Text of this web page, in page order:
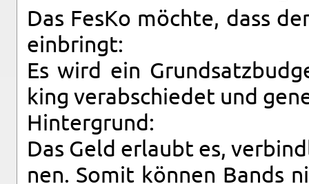
Das FesKo möch­te, dass
ein­bringt:
Es wird ein
king ver­ab­schie­det und
Hin­ter­grund:
Das Geld er­laubt es,
nen. Somit kön­nen Bands